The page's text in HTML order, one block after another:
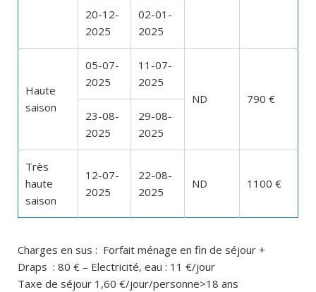
20-12-
2025
02-01-
2025
Haute
saison
05-07-
2025
11-07-
2025
ND
790 €
23-08-
2025
29-08-
2025
Très
haute
saison
12-07-
2025
22-08-
2025
ND 1100 €
Charges en sus : Forfait ménage en fin de séjour +
Draps : 80 € – Electricité, eau : 11 €/jour
Taxe de séjour 1,60 €/jour/personne>18 ans